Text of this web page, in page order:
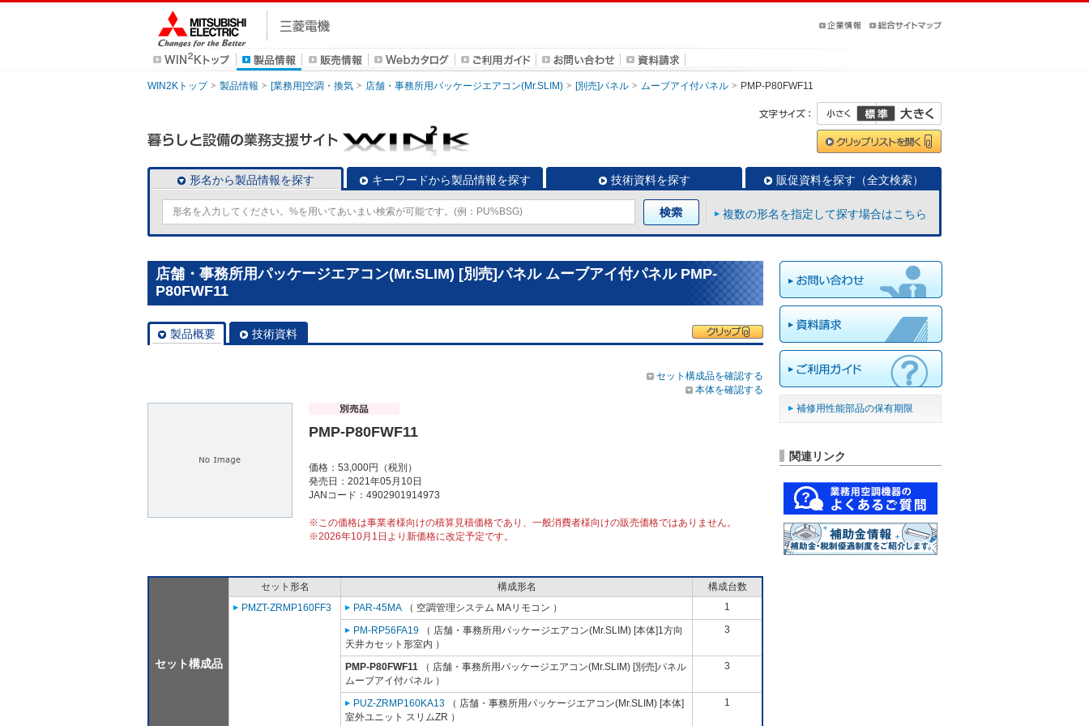
WIN2Kトップ 製品情報 [業務用]空調・換気 店舗・事務所用パッケージエアコン(Mr.SLIM) [別売]パネル ムーブアイ付パネル PMP-P80FWF11
形名から製品情報を探す キーワードから製品情報を探す 技術資料を探す 販促資料を探す（全文検索）
複数の形名を指定して探す場合はこちら
店舗・事務所用パッケージエアコン(Mr.SLIM) [別売]パネル ムーブアイ付パネル PMP-
P80FWF11
製品概要 技術資料
セット構成品を確認する
本体を確認する
PMP-P80FWF11
価格：53,000円（税別）
発売日：2021年05月10日
JANコード：4902901914973
※この価格は事業者様向けの積算見積価格であり、一般消費者様向けの販売価格ではありません。
※2026年10月1日より新価格に改定予定です。
セット構成品
セット形名 構成形名
構成台数
PMZT-ZRMP160FF3
PAR-45MA （ 空調管理システム MAリモコン ） 1
PM-RP56FA19 （ 店舗・事務所用パッケージエアコン(Mr.SLIM) [本体]1方向
天井カセット形室内 ）
3
PMP-P80FWF11 （ 店舗・事務所用パッケージエアコン(Mr.SLIM) [別売]パネル
ムーブアイ付パネル ）
3
PUZ-ZRMP160KA13 （ 店舗・事務所用パッケージエアコン(Mr.SLIM) [本体]
室外ユニット スリムZR ）
1
補修用性能部品の保有期限
関連リンク